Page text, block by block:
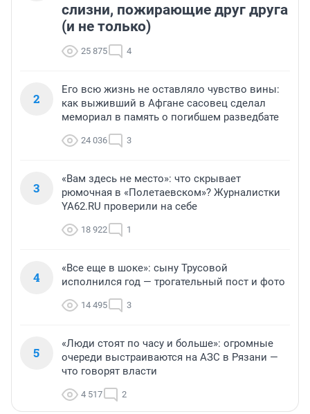
слизни, пожирающие друг друга
(и не только)
25 875 4
2
Его всю жизнь не оставляло чувство вины:
как выживший в Афгане сасовец сделал
мемориал в память о погибшем разведбате
24 036 3
3
«Вам здесь не место»: что скрывает
рюмочная в «Полетаевском»? Журналистки
YA62.RU проверили на себе
18 922 1
4
«Все еще в шоке»: сыну Трусовой
исполнился год — трогательный пост и фото
14 495 3
5
«Люди стоят по часу и больше»: огромные
очереди выстраиваются на АЗС в Рязани —
что говорят власти
4 517 2